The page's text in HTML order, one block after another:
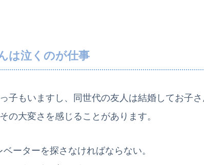
は泣くのが仕事
子もいますし、同世代の友人は結婚してお子
の大変さを感じることがあります。
ーターを探さなければならない。